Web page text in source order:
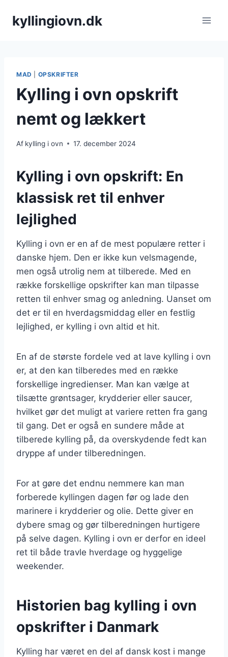
kyllingiovn.dk
MAD OPSKRIFTER
Kylling i ovn opskrift
nemt og lækkert
Af kylling i ovn 17. december 2024
Kylling i ovn opskrift: En
klassisk ret til enhver
lejlighed
Kylling i ovn er en af de mest populære retter i
danske hjem. Den er ikke kun velsmagende,
men også utrolig nem at tilberede. Med en
række forskellige opskrifter kan man tilpasse
retten til enhver smag og anledning. Uanset om
det er til en hverdagsmiddag eller en festlig
lejlighed, er kylling i ovn altid et hit.
En af de største fordele ved at lave kylling i ovn
er, at den kan tilberedes med en række
forskellige ingredienser. Man kan vælge at
tilsætte grøntsager, krydderier eller saucer,
hvilket gør det muligt at variere retten fra gang
til gang. Det er også en sundere måde at
tilberede kylling på, da overskydende fedt kan
dryppe af under tilberedningen.
For at gøre det endnu nemmere kan man
forberede kyllingen dagen før og lade den
marinere i krydderier og olie. Dette giver en
dybere smag og gør tilberedningen hurtigere
på selve dagen. Kylling i ovn er derfor en ideel
ret til både travle hverdage og hyggelige
weekender.
Historien bag kylling i ovn
opskrifter i Danmark
Kylling har været en del af dansk kost i mange